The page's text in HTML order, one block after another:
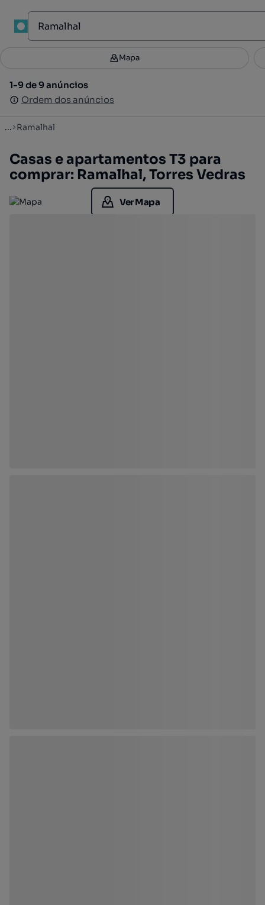
Filtros 2
1-9 de 9 anúncios
Ordem dos anúncios
Mapa
1-9 de 9 anúncios
Ordem dos anúncios
... Ramalhal
Casas e apartamentos T3 para
comprar: Ramalhal, Torres Vedras
Ver Mapa